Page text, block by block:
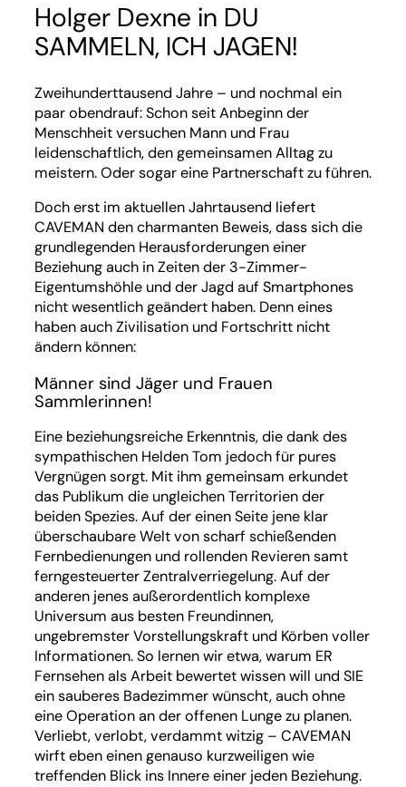
Holger Dexne in DU
SAMMELN, ICH JAGEN!
Zweihunderttausend Jahre – und nochmal ein
paar obendrauf: Schon seit Anbeginn der
Menschheit versuchen Mann und Frau
leidenschaftlich, den gemeinsamen Alltag zu
meistern. Oder sogar eine Partnerschaft zu führen.
Doch erst im aktuellen Jahrtausend liefert
CAVEMAN den charmanten Beweis, dass sich die
grundlegenden Herausforderungen einer
Beziehung auch in Zeiten der 3-Zimmer-
Eigentumshöhle und der Jagd auf Smartphones
nicht wesentlich geändert haben. Denn eines
haben auch Zivilisation und Fortschritt nicht
ändern können:
Männer sind Jäger und Frauen
Sammlerinnen!
Eine beziehungsreiche Erkenntnis, die dank des
sympathischen Helden Tom jedoch für pures
Vergnügen sorgt. Mit ihm gemeinsam erkundet
das Publikum die ungleichen Territorien der
beiden Spezies. Auf der einen Seite jene klar
überschaubare Welt von scharf schießenden
Fernbedienungen und rollenden Revieren samt
ferngesteuerter Zentralverriegelung. Auf der
anderen jenes außerordentlich komplexe
Universum aus besten Freundinnen,
ungebremster Vorstellungskraft und Körben voller
Informationen. So lernen wir etwa, warum ER
Fernsehen als Arbeit bewertet wissen will und SIE
ein sauberes Badezimmer wünscht, auch ohne
eine Operation an der offenen Lunge zu planen.
Verliebt, verlobt, verdammt witzig – CAVEMAN
wirft eben einen genauso kurzweiligen wie
treffenden Blick ins Innere einer jeden Beziehung.